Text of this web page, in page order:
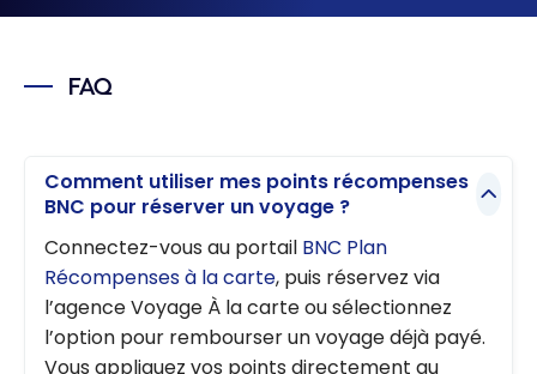
FAQ
Comment utiliser mes points récompenses
BNC pour réserver un voyage ?
Connectez-vous au portail BNC Plan
Récompenses à la carte, puis réservez via
l’agence Voyage À la carte ou sélectionnez
l’option pour rembourser un voyage déjà payé.
Vous appliquez vos points directement au